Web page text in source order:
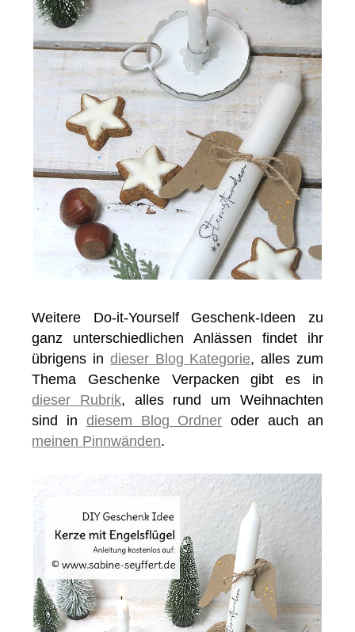
Weitere Do-it-Yourself Geschenk-Ideen zu
ganz unterschiedlichen Anlässen findet ihr
übrigens in dieser Blog Kategorie, alles zum
Thema Geschenke Verpacken gibt es in
dieser Rubrik, alles rund um Weihnachten
sind in diesem Blog Ordner oder auch an
meinen Pinnwänden.